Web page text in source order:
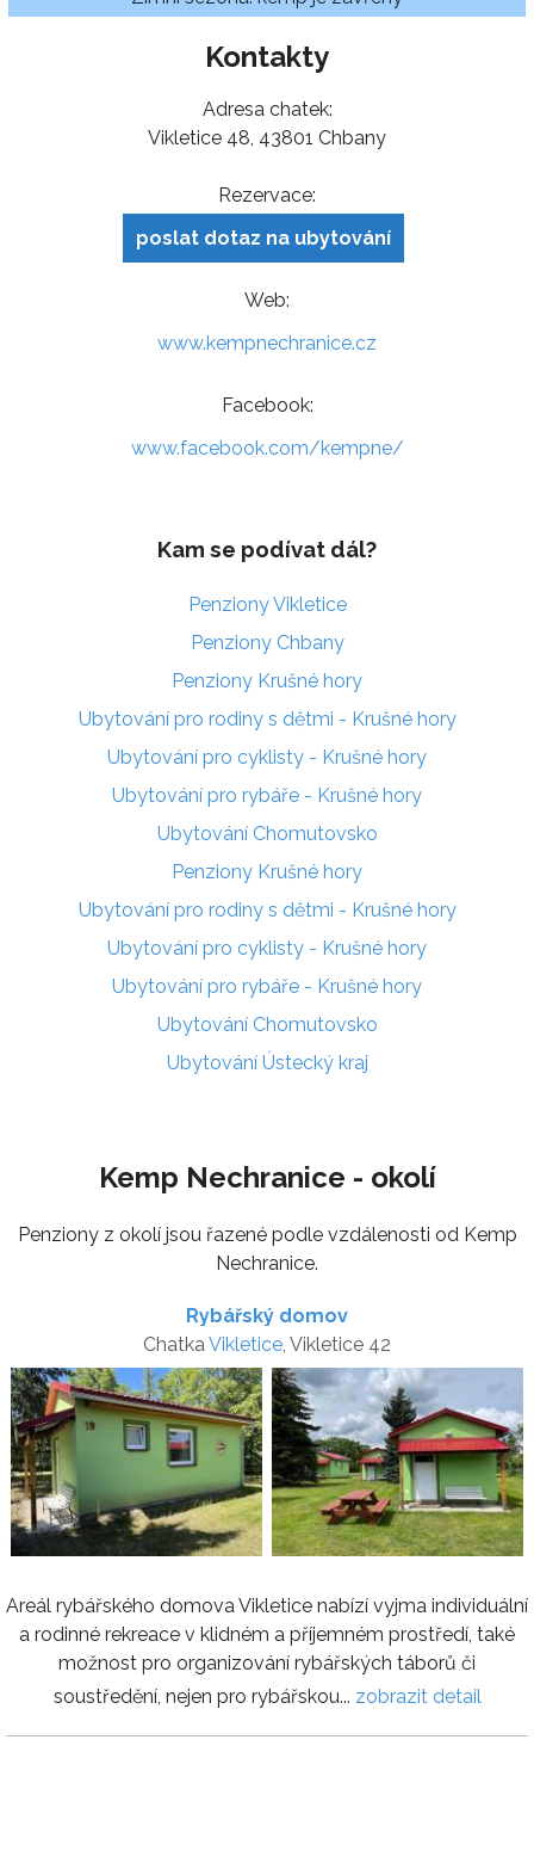
Kontakty
Adresa chatek:
Vikletice 48, 43801 Chbany
Rezervace:
poslat dotaz na ubytování
Web:
www.kempnechranice.cz
Facebook:
www.facebook.com/kempne/
Kam se podívat dál?
Penziony Vikletice
Penziony Chbany
Penziony Krušné hory
Ubytování pro rodiny s dětmi - Krušné hory
Ubytování pro cyklisty - Krušné hory
Ubytování pro rybáře - Krušné hory
Ubytování Chomutovsko
Penziony Krušné hory
Ubytování pro rodiny s dětmi - Krušné hory
Ubytování pro cyklisty - Krušné hory
Ubytování pro rybáře - Krušné hory
Ubytování Chomutovsko
Ubytování Ústecký kraj
Kemp Nechranice - okolí
Penziony z okolí jsou řazené podle vzdálenosti od Kemp
Nechranice.
Rybářský domov
Chatka Vikletice , Vikletice 42
Areál rybářského domova Vikletice nabízí vyjma individuální
a rodinné rekreace v klidném a příjemném prostředí, také
možnost pro organizování rybářských táborů či
soustředění, nejen pro rybářskou... zobrazit detail